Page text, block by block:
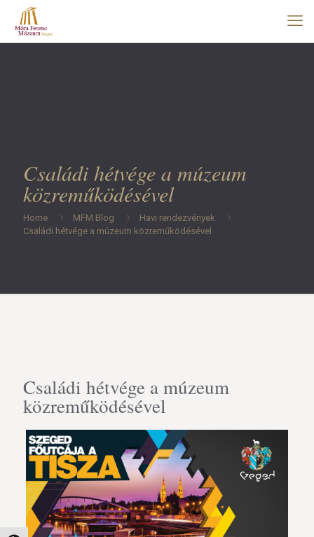
Családi hétvége a múzeum
közreműködésével
Home MFM Blog
Havi rendezvények
Családi hétvége a múzeum közreműködésével
Családi hétvége a múzeum
közreműködésével